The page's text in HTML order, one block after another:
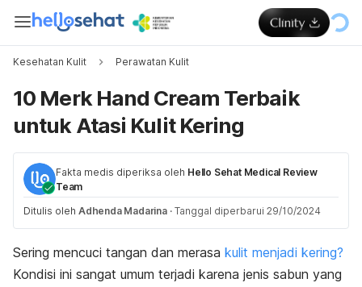
Kesehatan Kulit Perawatan Kulit
10 Merk Hand Cream Terbaik
untuk Atasi Kulit Kering
Fakta medis diperiksa oleh Hello Sehat Medical Review
Team
Ditulis oleh Adhenda Madarina · Tanggal diperbarui 29/10/2024
Sering mencuci tangan dan merasa kulit menjadi kering?
Kondisi ini sangat umum terjadi karena jenis sabun yang